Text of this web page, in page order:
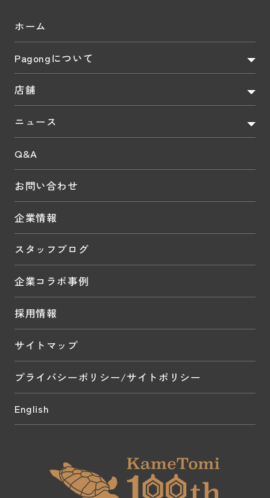
ホーム
Pagongについて
店舗
ニュース
Q&A
お問い合わせ
企業情報
スタッフブログ
企業コラボ事例
採用情報
サイトマップ
プライバシーポリシー/サイトポリシー
English